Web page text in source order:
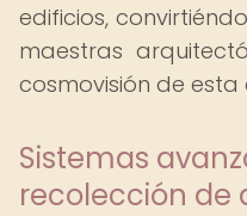
edificios,
maestras
cosmovisión de esta
Sistemas
recolección de